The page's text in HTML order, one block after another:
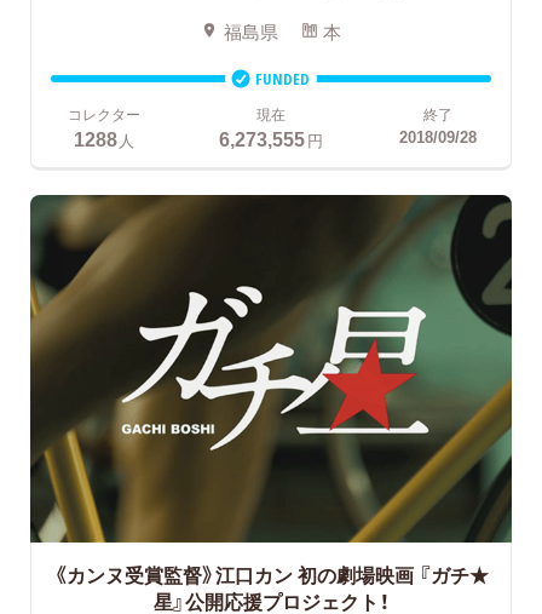
福島県 本
FUNDED
コレクター
1288人
現在
6,273,555円
終了
2018/09/28
《カンヌ受賞監督》江口カン 初の劇場映画 『ガチ★
星』公開応援プロジェクト！